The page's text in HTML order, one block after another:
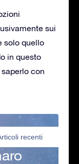
sui
solo quello
in questo
con
recenti